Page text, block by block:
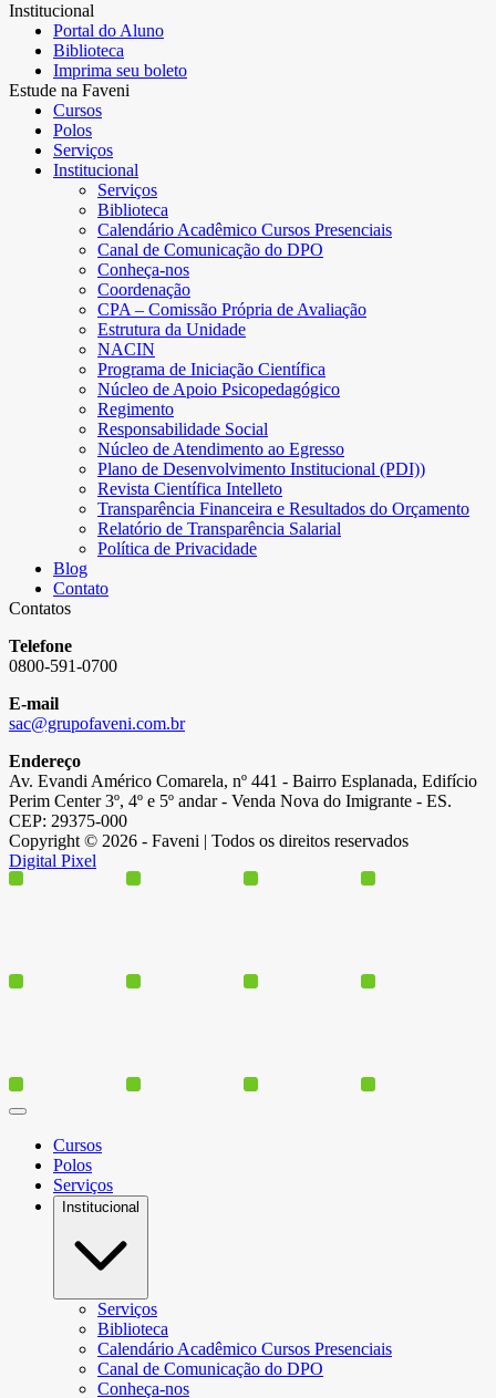
Institucional
Portal do Aluno
Biblioteca
Imprima seu boleto
Estude na Faveni
Cursos
Polos
Serviços
Institucional
Serviços
Biblioteca
Calendário Acadêmico Cursos Presenciais
Canal de Comunicação do DPO
Conheça-nos
Coordenação
CPA – Comissão Própria de Avaliação
Estrutura da Unidade
NACIN
Programa de Iniciação Científica
Núcleo de Apoio Psicopedagógico
Regimento
Responsabilidade Social
Núcleo de Atendimento ao Egresso
Plano de Desenvolvimento Institucional (PDI))
Revista Científica Intelleto
Transparência Financeira e Resultados do Orçamento
Relatório de Transparência Salarial
Política de Privacidade
Blog
Contato
Contatos
Telefone
0800-591-0700
E-mail
sac@grupofaveni.com.br
Endereço
Av. Evandi Américo Comarela, nº 441 - Bairro Esplanada, Edifício
Perim Center 3º, 4º e 5º andar - Venda Nova do Imigrante - ES.
CEP: 29375-000
Copyright © 2026 - Faveni | Todos os direitos reservados
Digital Pixel
Cursos
Polos
Serviços
Institucional
Serviços
Biblioteca
Calendário Acadêmico Cursos Presenciais
Canal de Comunicação do DPO
Conheça-nos